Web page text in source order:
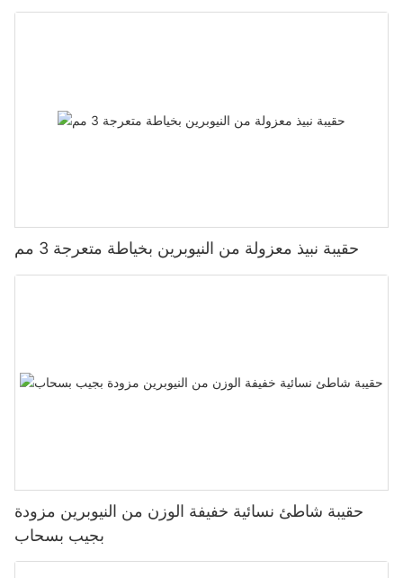
حقيبة نبيذ معزولة من النيوبرين بخياطة متعرجة 3 مم
حقيبة شاطئ نسائية خفيفة الوزن من النيوبرين مزودة
بجيب بسحاب